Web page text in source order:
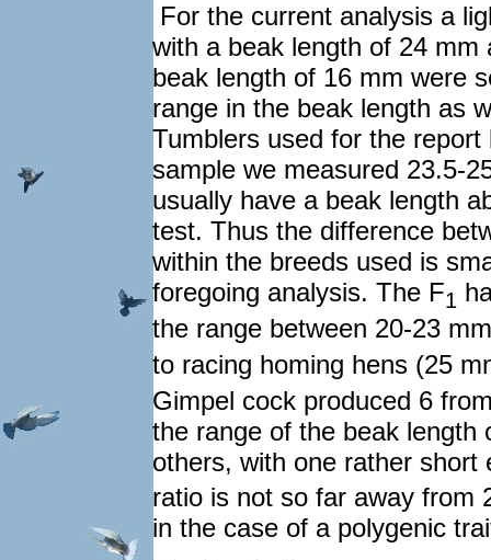
For the current analysis a
with a beak length of 24 mm
beak length of 16 mm were
range in the beak length as
Tumblers used for the
sample we measured 23.5-
usually have a beak length
test. Thus the difference
within the breeds used is
foregoing analysis. The F1
the range between 20-23
to racing homing hens (25
Gimpel cock produced 6
the range of the beak length
others, with one rather
ratio is not so far away from
in the case of a polygenic